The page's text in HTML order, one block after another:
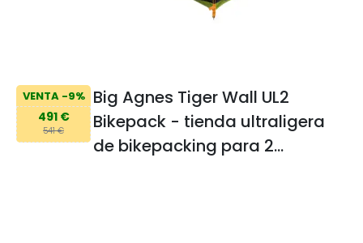
VENTA -9%
491 €
541 €
Big Agnes Tiger Wall UL2
Bikepack - tienda ultraligera
de bikepacking para 2